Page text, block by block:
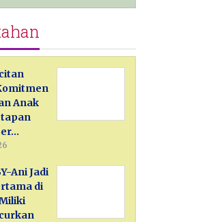
Anak
Ani Jadi
di